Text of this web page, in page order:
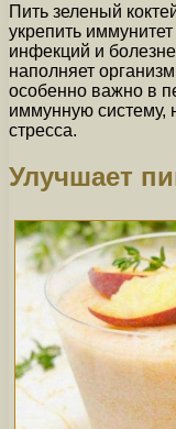
Пить зеленый
укрепить
инфекций и
наполняет
особенно важно в
иммунную систему,
стресса.
Улучшает